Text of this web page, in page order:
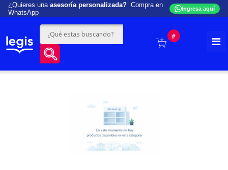
¿Quieres una asesoría personalizada? Compra en
WhatsApp
Ingresa aquí
#